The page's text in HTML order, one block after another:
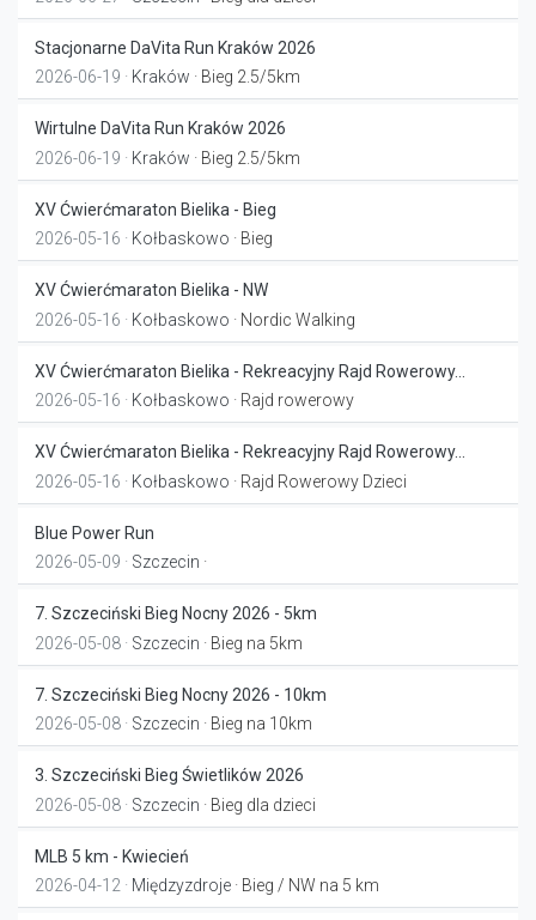
Stacjonarne DaVita Run Kraków 2026
2026-06-19 · Kraków · Bieg 2.5/5km
Wirtulne DaVita Run Kraków 2026
2026-06-19 · Kraków · Bieg 2.5/5km
XV Ćwierćmaraton Bielika - Bieg
2026-05-16 · Kołbaskowo · Bieg
XV Ćwierćmaraton Bielika - NW
2026-05-16 · Kołbaskowo · Nordic Walking
XV Ćwierćmaraton Bielika - Rekreacyjny Rajd Rowerowy...
2026-05-16 · Kołbaskowo · Rajd rowerowy
XV Ćwierćmaraton Bielika - Rekreacyjny Rajd Rowerowy...
2026-05-16 · Kołbaskowo · Rajd Rowerowy Dzieci
Blue Power Run
2026-05-09 · Szczecin ·
7. Szczeciński Bieg Nocny 2026 - 5km
2026-05-08 · Szczecin · Bieg na 5km
7. Szczeciński Bieg Nocny 2026 - 10km
2026-05-08 · Szczecin · Bieg na 10km
3. Szczeciński Bieg Świetlików 2026
2026-05-08 · Szczecin · Bieg dla dzieci
MLB 5 km - Kwiecień
2026-04-12 · Międzyzdroje · Bieg / NW na 5 km